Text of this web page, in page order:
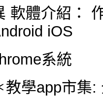
軟體介紹：
iOS
系統
教學app市集: